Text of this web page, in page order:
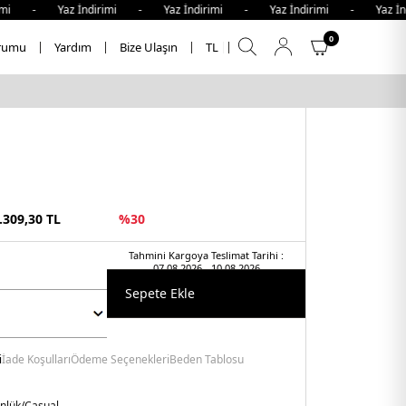
İndirimi - Yaz İndirimi - Yaz İndirimi - Yaz
Yardım Bize Ulaşın TL
0
TL %30
Tahmini Kargoya Teslimat Tarihi :
07.08.2026 - 10.08.2026
Sepete Ekle
İade KoşullarıÖdeme SeçenekleriBeden Tablosu